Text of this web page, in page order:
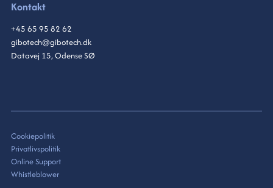
Kontakt
+45 65 95 82 62
gibotech@gibotech.dk
Datavej 15, Odense SØ
Cookiepolitik
Privatlivspolitik
Online Support
Whistleblower